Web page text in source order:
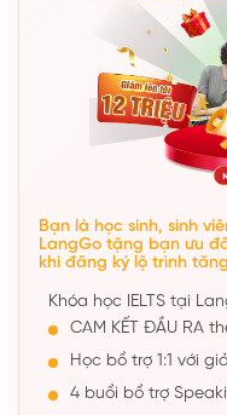
Bạn là học sinh, sinh
LangGo tặng bạn ưu
khi đăng ký lộ trình
Khóa học IELTS tại
CAM KẾT ĐẦU RA
Học bổ trợ 1:1 với
4 buổi bổ trợ